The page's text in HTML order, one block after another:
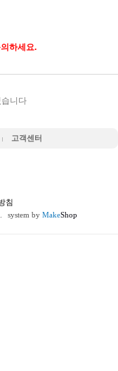
하세요.
니다
고객센터
침
system by MakeShop